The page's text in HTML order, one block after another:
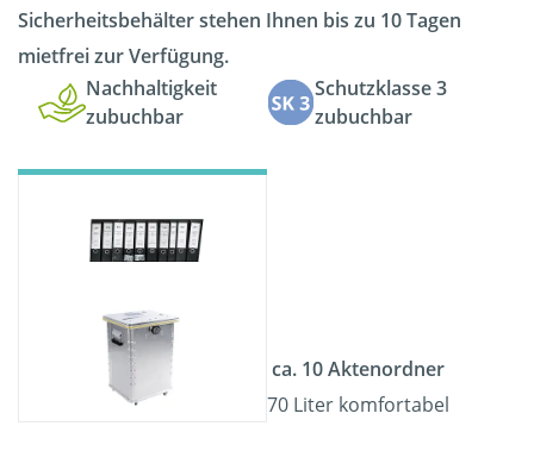
Sicherheitsbehälter stehen Ihnen bis zu 10 Tagen
mietfrei zur Verfügung.
Nachhaltigkeit
zubuchbar
Schutzklasse 3
zubuchbar
ca. 10 Aktenordner
70 Liter komfortabel